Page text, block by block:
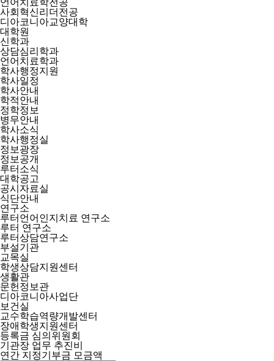
언어치료학전공
사회혁신리더전공
디아코니아교양대학
대학원
신학과
상담심리학과
언어치료학과
학사행정지원
학사일정
학사안내
학적안내
정학정보
병무안내
학사소식
학사행정실
정보광장
정보공개
루터소식
대학공고
공시자료실
식단안내
연구소
루터언어인지치료 연구소
루터 연구소
루터상담연구소
부설기관
교목실
학생상담지원센터
생활관
문헌정보관
디아코니아사업단
보건실
교수학습역량개발센터
장애학생지원센터
등록금 심의위원회
기관장 업무 추진비
연간 지정기부금 모금액